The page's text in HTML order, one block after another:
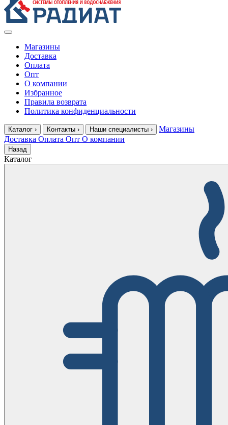
Магазины
Доставка
Оплата
Опт
О компании
Избранное
Правила возврата
Политика конфиденциальности
Каталог › Контакты › Наши специалисты ›
Магазины
Доставка Оплата Опт О компании
Назад
Каталог